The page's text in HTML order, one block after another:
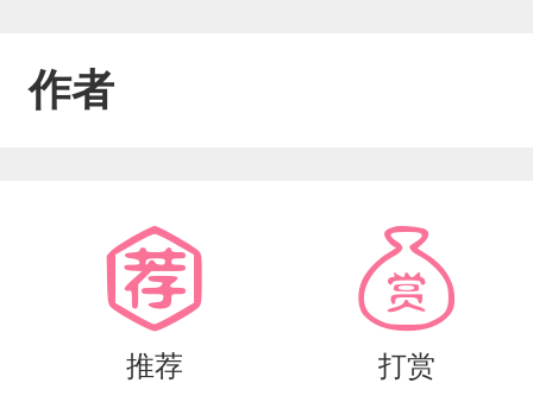
等的小天（智）才（障），把高危职
子的奇葩驾崩原因记满一个小本本后
一眼，眼前一黑，穿了。一朝回到解
带着小本本穿成了游戏里的自创角色
作者
推荐 打赏